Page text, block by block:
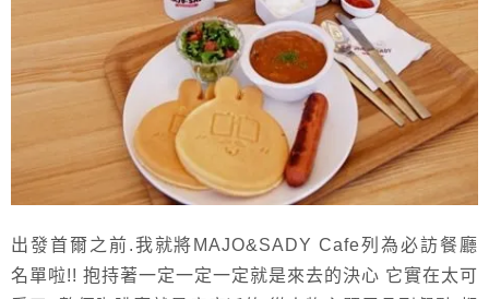
出發首爾之前.我就將MAJO&SADY Cafe列為必訪餐廳
名單啦!! 抱持著一定一定一定就是來去的決心 它實在太可